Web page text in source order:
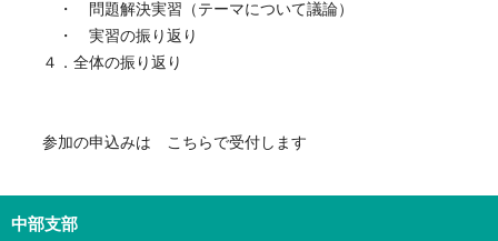
・ 問題解決実習（テーマについて議論）
・ 実習の振り返り
４．全体の振り返り
参加の申込みは こちらで受付します
中部支部